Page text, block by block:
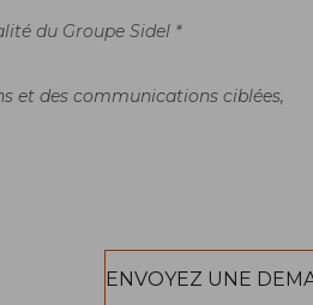
du Groupe Sidel *
et des communications ciblées,